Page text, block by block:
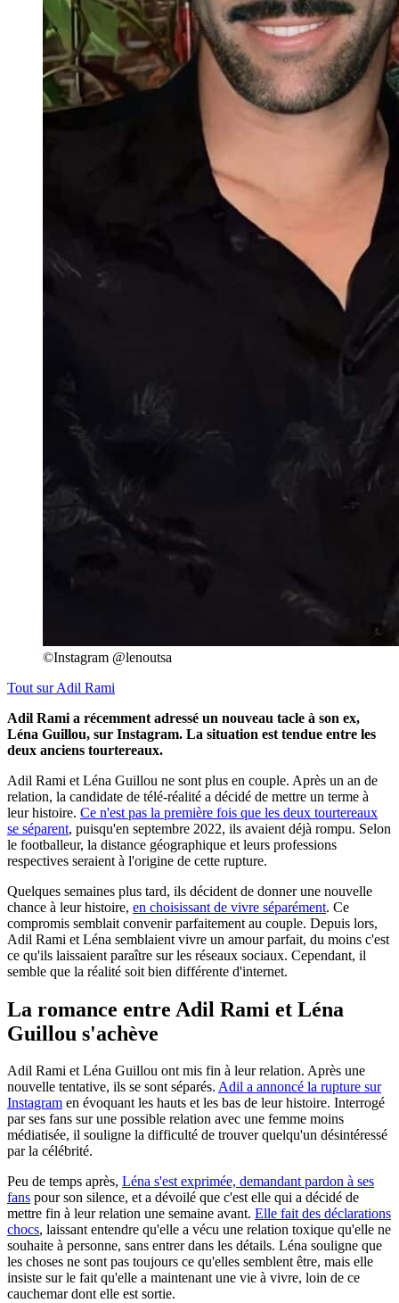
©Instagram @lenoutsa
Tout surAdil Rami
Adil Rami a récemment adressé un nouveau tacle à son ex,
Léna Guillou, sur Instagram. La situation est tendue entre les
deux anciens tourtereaux.
Adil Rami et Léna Guillou ne sont plus en couple. Après un an de
relation, la candidate de télé-réalité a décidé de mettre un terme à
leur histoire. Ce n'est pas la première fois que les deux tourtereaux
se séparent, puisqu'en septembre 2022, ils avaient déjà rompu. Selon
le footballeur, la distance géographique et leurs professions
respectives seraient à l'origine de cette rupture.
Quelques semaines plus tard, ils décident de donner une nouvelle
chance à leur histoire, en choisissant de vivre séparément. Ce
compromis semblait convenir parfaitement au couple. Depuis lors,
Adil Rami et Léna semblaient vivre un amour parfait, du moins c'est
ce qu'ils laissaient paraître sur les réseaux sociaux. Cependant, il
semble que la réalité soit bien différente d'internet.
La romance entre Adil Rami et Léna
Guillou s'achève
Adil Rami et Léna Guillou ont mis fin à leur relation. Après une
nouvelle tentative, ils se sont séparés. Adil a annoncé la rupture sur
Instagram en évoquant les hauts et les bas de leur histoire. Interrogé
par ses fans sur une possible relation avec une femme moins
médiatisée, il souligne la difficulté de trouver quelqu'un désintéressé
par la célébrité.
Peu de temps après, Léna s'est exprimée, demandant pardon à ses
fans pour son silence, et a dévoilé que c'est elle qui a décidé de
mettre fin à leur relation une semaine avant. Elle fait des déclarations
chocs, laissant entendre qu'elle a vécu une relation toxique qu'elle ne
souhaite à personne, sans entrer dans les détails. Léna souligne que
les choses ne sont pas toujours ce qu'elles semblent être, mais elle
insiste sur le fait qu'elle a maintenant une vie à vivre, loin de ce
cauchemar dont elle est sortie.